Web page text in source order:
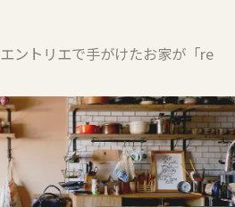
エントリエで手がけたお家が「